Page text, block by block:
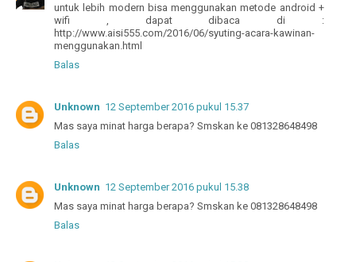
untuk lebih modern bisa menggunakan metode android +
wifi , dapat dibaca di :
http://www.aisi555.com/2016/06/syuting-acara-kawinan-
menggunakan.html
Balas
Unknown 12 September 2016 pukul 15.37
Mas saya minat harga berapa? Smskan ke 081328648498
Balas
Unknown 12 September 2016 pukul 15.38
Mas saya minat harga berapa? Smskan ke 081328648498
Balas